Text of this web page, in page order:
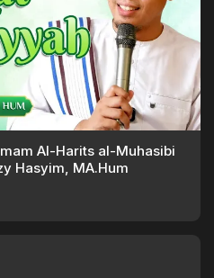
Al-Harits al-Muhasibi
Hasyim, MA.Hum